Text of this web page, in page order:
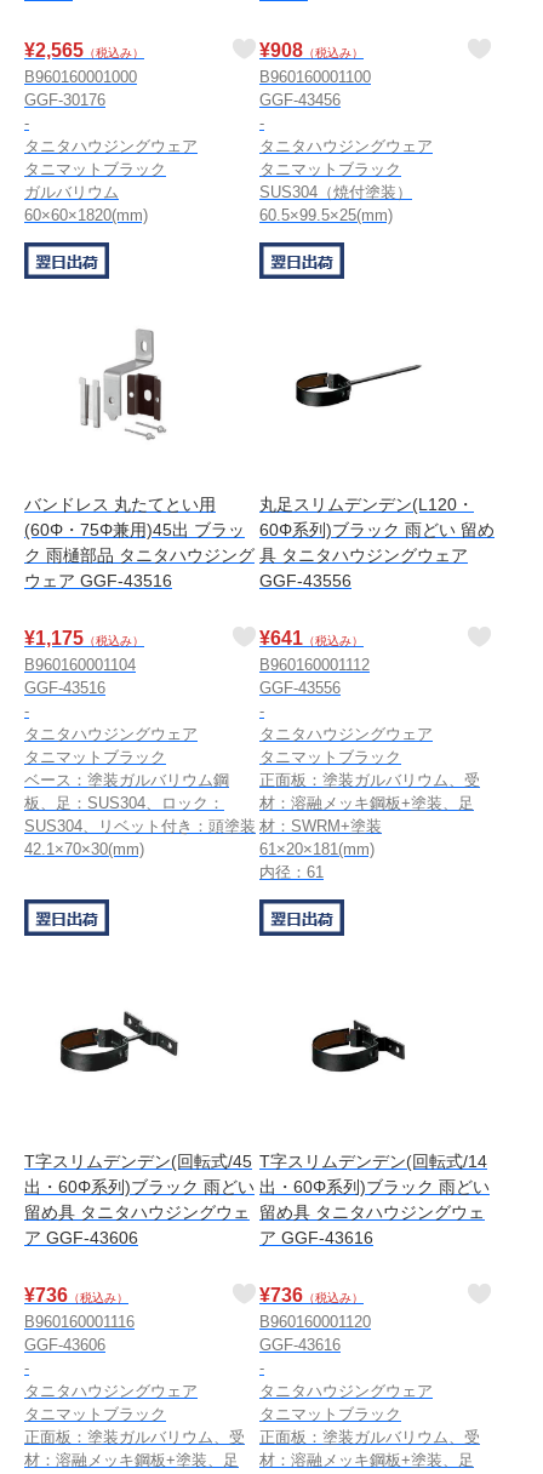
¥2,565 （税込み）
B960160001000
GGF-30176
-
タニタハウジングウェア
タニマットブラック
ガルバリウム
60×60×1820(mm)
¥908 （税込み）
B960160001100
GGF-43456
-
タニタハウジングウェア
タニマットブラック
SUS304（焼付塗装）
60.5×99.5×25(mm)
バンドレス 丸たてとい用
(60Φ・75Φ兼用)45出 ブラッ
ク 雨樋部品 タニタハウジング
ウェア GGF-43516
¥1,175 （税込み）
B960160001104
GGF-43516
-
タニタハウジングウェア
タニマットブラック
ベース：塗装ガルバリウム鋼
板、足：SUS304、ロック：
SUS304、リベット付き：頭塗装
42.1×70×30(mm)
丸足スリムデンデン(L120・
60Φ系列)ブラック 雨どい 留め
具 タニタハウジングウェア
GGF-43556
¥641 （税込み）
B960160001112
GGF-43556
-
タニタハウジングウェア
タニマットブラック
正面板：塗装ガルバリウム、受
材：溶融メッキ鋼板+塗装、足
材：SWRM+塗装
61×20×181(mm)
内径：61
T字スリムデンデン(回転式/45
出・60Φ系列)ブラック 雨どい
留め具 タニタハウジングウェ
ア GGF-43606
¥736 （税込み）
B960160001116
GGF-43606
-
タニタハウジングウェア
タニマットブラック
正面板：塗装ガルバリウム、受
材：溶融メッキ鋼板+塗装、足
T字スリムデンデン(回転式/14
出・60Φ系列)ブラック 雨どい
留め具 タニタハウジングウェ
ア GGF-43616
¥736 （税込み）
B960160001120
GGF-43616
-
タニタハウジングウェア
タニマットブラック
正面板：塗装ガルバリウム、受
材：溶融メッキ鋼板+塗装、足